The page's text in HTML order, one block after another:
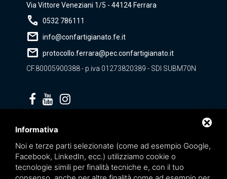
Via Vittore Veneziani 1/5 - 44124 Ferrara
call 0532 786111
mail info@confartigianato.fe.it
mail protocollo.ferrara@pec.confartigianato.it
CF.80005900388 - p.iva 01273820389 - SDI SUBM70N
Informativa
Noi e terze parti selezionate (come ad esempio Google,
Facebook, LinkedIn, ecc.) utilizziamo cookie o
tecnologie simili per finalità tecniche e, con il tuo